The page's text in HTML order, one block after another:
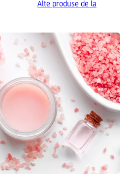
Alte produse de la